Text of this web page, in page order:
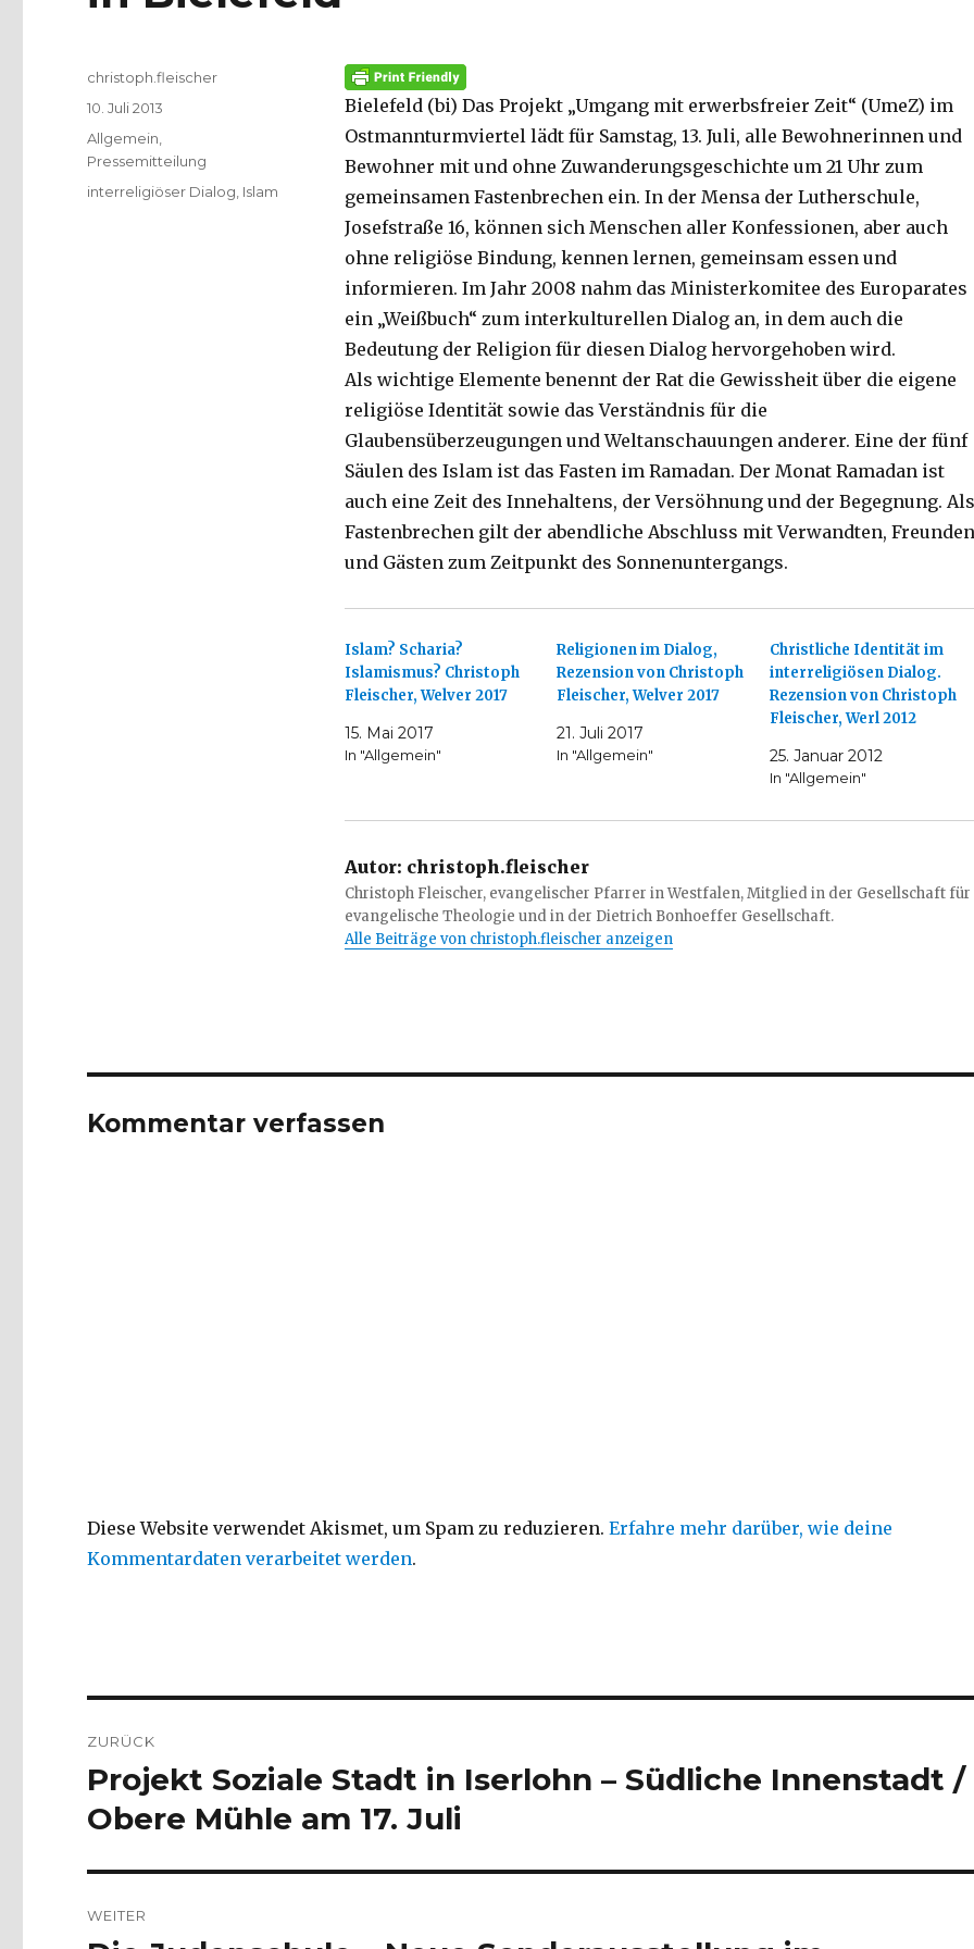
Bielefeld (bi) Das Projekt „Umgang mit erwerbsfreier Zeit“ (UmeZ) im
Ostmannturmviertel lädt für Samstag, 13. Juli, alle Bewohnerinnen und
Bewohner mit und ohne Zuwanderungsgeschichte um 21 Uhr zum
gemeinsamen Fastenbrechen ein. In der Mensa der Lutherschule,
Josefstraße 16, können sich Menschen aller Konfessionen, aber auch
ohne religiöse Bindung, kennen lernen, gemeinsam essen und
informieren. Im Jahr 2008 nahm das Ministerkomitee des Europarates
ein „Weißbuch“ zum interkulturellen Dialog an, in dem auch die
Bedeutung der Religion für diesen Dialog hervorgehoben wird.
Als wichtige Elemente benennt der Rat die Gewissheit über die eigene
religiöse Identität sowie das Verständnis für die
Glaubensüberzeugungen und Weltanschauungen anderer. Eine der fünf
Säulen des Islam ist das Fasten im Ramadan. Der Monat Ramadan ist
auch eine Zeit des Innehaltens, der Versöhnung und der Begegnung. Als
Fastenbrechen gilt der abendliche Abschluss mit Verwandten, Freunden
und Gästen zum Zeitpunkt des Sonnenuntergangs.
Islam? Scharia?
Islamismus? Christoph
Fleischer, Welver 2017
15. Mai 2017
In "Allgemein"
Religionen im Dialog,
Rezension von Christoph
Fleischer, Welver 2017
21. Juli 2017
In "Allgemein"
Christliche Identität im
interreligiösen Dialog.
Rezension von Christoph
Fleischer, Werl 2012
25. Januar 2012
In "Allgemein"
Autor: christoph.fleischer
Christoph Fleischer, evangelischer Pfarrer in Westfalen, Mitglied in der Gesellschaft für
evangelische Theologie und in der Dietrich Bonhoeffer Gesellschaft.
Alle Beiträge von christoph.fleischer anzeigen
Autor
christoph.fleischer
Veröffentlicht
am
10. Juli 2013
Kategorien
Allgemein
Pressemitteilung
Schlagwörter
interreligiöser Dialog Islam
Kommentar verfassen
Diese Website verwendet Akismet, um Spam zu reduzieren.Erfahre mehr darüber, wie deine
Kommentardaten verarbeitet werden.
ZURÜCK
Vorheriger
Beitrag:
Projekt Soziale Stadt in Iserlohn – Südliche Innenstadt /
Obere Mühle am 17. Juli
WEITER